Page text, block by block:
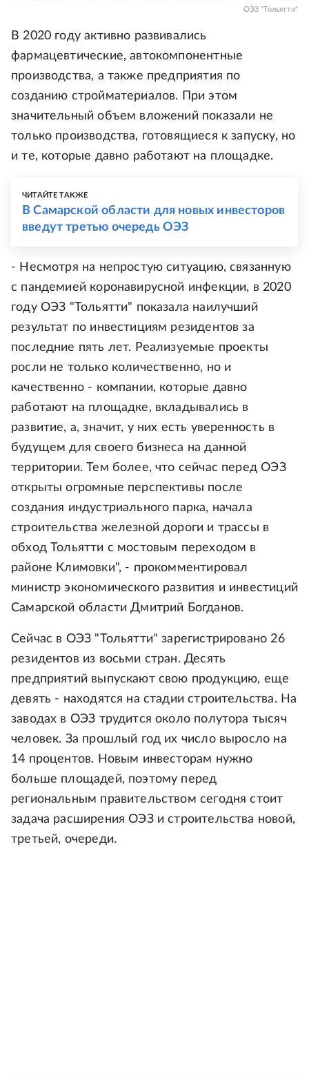
ОЭЗ "Тольятти"
В 2020 году активно развивались
фармацевтические, автокомпонентные
производства, а также предприятия по
созданию стройматериалов. При этом
значительный объем вложений показали не
только производства, готовящиеся к запуску, но
и те, которые давно работают на площадке.
ЧИТАЙТЕ ТАКЖЕ
В Самарской области для новых инвесторов
введут третью очередь ОЭЗ
- Несмотря на непростую ситуацию, связанную
с пандемией коронавирусной инфекции, в 2020
году ОЭЗ "Тольятти" показала наилучший
результат по инвестициям резидентов за
последние пять лет. Реализуемые проекты
росли не только количественно, но и
качественно - компании, которые давно
работают на площадке, вкладывались в
развитие, а, значит, у них есть уверенность в
будущем для своего бизнеса на данной
территории. Тем более, что сейчас перед ОЭЗ
открыты огромные перспективы после
создания индустриального парка, начала
строительства железной дороги и трассы в
обход Тольятти с мостовым переходом в
районе Климовки", - прокомментировал
министр экономического развития и инвестиций
Самарской области Дмитрий Богданов.
Сейчас в ОЭЗ "Тольятти" зарегистрировано 26
резидентов из восьми стран. Десять
предприятий выпускают свою продукцию, еще
девять - находятся на стадии строительства. На
заводах в ОЭЗ трудится около полутора тысяч
человек. За прошлый год их число выросло на
14 процентов. Новым инвесторам нужно
больше площадей, поэтому перед
региональным правительством сегодня стоит
задача расширения ОЭЗ и строительства новой,
третьей, очереди.